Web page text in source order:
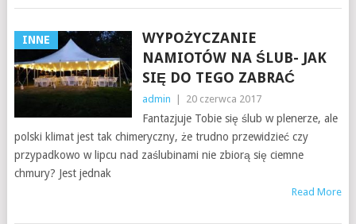
INNE
WYPOŻYCZANIE
NAMIOTÓW NA ŚLUB- JAK
SIĘ DO TEGO ZABRAĆ
admin 20 czerwca 2017
Fantazjuje Tobie się ślub w plenerze, ale
polski klimat jest tak chimeryczny, że trudno przewidzieć czy
przypadkowo w lipcu nad zaślubinami nie zbiorą się ciemne
chmury? Jest jednak
Read More